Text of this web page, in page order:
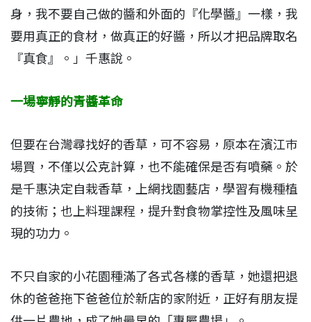
身，我不要自己做的醬和外面的『化學醬』一樣，我
要用真正的食材，做真正的好醬，所以才把品牌取名
『真食』。」千惠說。
一場寧靜的青醬革命
但要在台灣尋找好的香草，可不容易，原本在濱江巿
場買，不僅以公克計算，也不能確保是否有噴藥。於
是千惠決定自栽香草，上網找園藝店，學習有機種植
的技術；也上料理課程，提升對食物掌控性及風味呈
現的功力。
不只自家的小花園種滿了各式各樣的香草，她還把退
休的爸爸拖下爸爸位於新店的家附近，正好有朋友提